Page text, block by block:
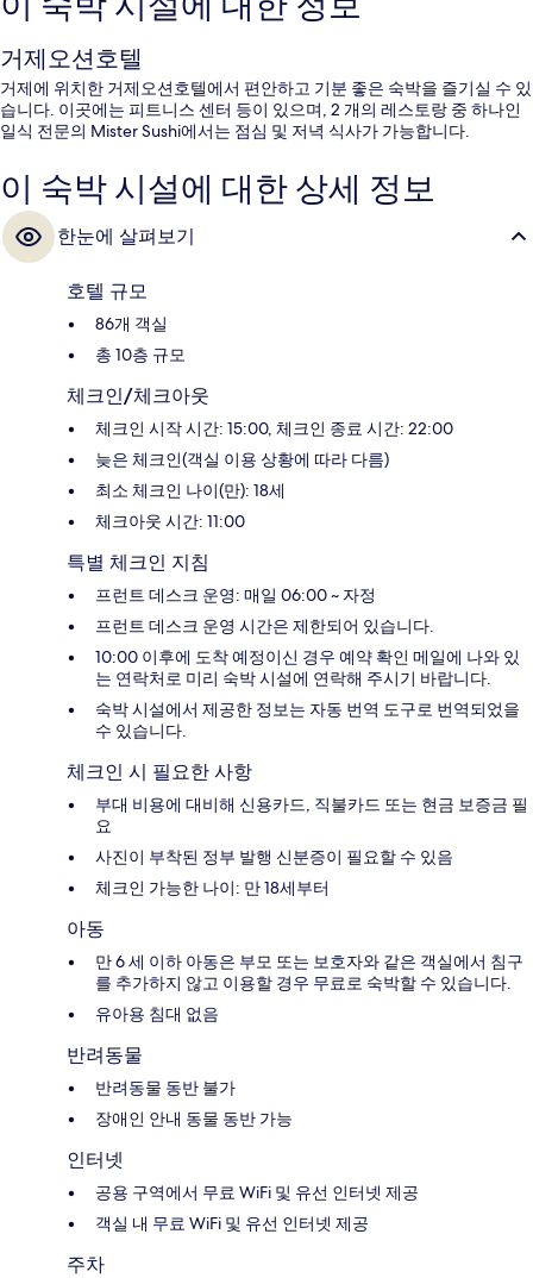
거제오션호텔
거제에 위치한 거제오션호텔에서 편안하고 기분 좋은 숙박을 즐기실 수 있
습니다. 이곳에는 피트니스 센터 등이 있으며, 2 개의 레스토랑 중 하나인
일식 전문의 Mister Sushi에서는 점심 및 저녁 식사가 가능합니다.
이 숙박 시설에 대한 상세 정보
한눈에 살펴보기
호텔 규모
86개 객실
총 10층 규모
체크인/체크아웃
체크인 시작 시간: 15:00, 체크인 종료 시간: 22:00
늦은 체크인(객실 이용 상황에 따라 다름)
최소 체크인 나이(만): 18세
체크아웃 시간: 11:00
특별 체크인 지침
프런트 데스크 운영: 매일 06:00 ~ 자정
프런트 데스크 운영 시간은 제한되어 있습니다.
10:00 이후에 도착 예정이신 경우 예약 확인 메일에 나와 있
는 연락처로 미리 숙박 시설에 연락해 주시기 바랍니다.
숙박 시설에서 제공한 정보는 자동 번역 도구로 번역되었을
수 있습니다.
체크인 시 필요한 사항
부대 비용에 대비해 신용카드, 직불카드 또는 현금 보증금 필
요
사진이 부착된 정부 발행 신분증이 필요할 수 있음
체크인 가능한 나이: 만 18세부터
아동
만 6 세 이하 아동은 부모 또는 보호자와 같은 객실에서 침구
를 추가하지 않고 이용할 경우 무료로 숙박할 수 있습니다.
유아용 침대 없음
반려동물
반려동물 동반 불가
장애인 안내 동물 동반 가능
인터넷
공용 구역에서 무료 WiFi 및 유선 인터넷 제공
객실 내 무료 WiFi 및 유선 인터넷 제공
주차